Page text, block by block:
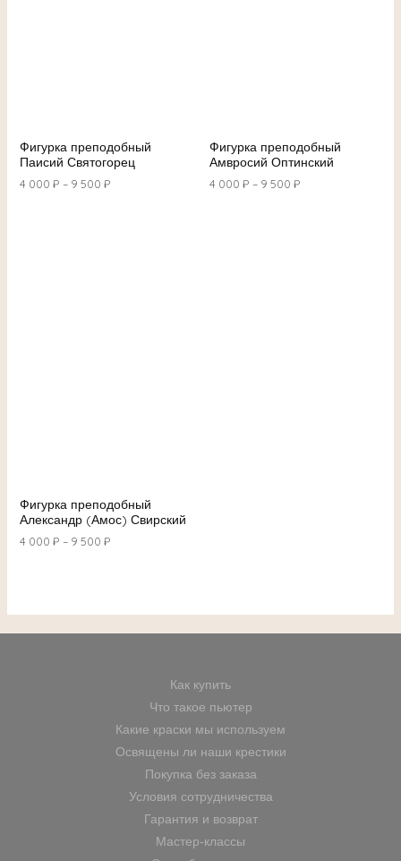
Фигурка преподобный
Паисий Святогорец
4 000 ₽ – 9 500 ₽
Фигурка преподобный
Амвросий Оптинский
4 000 ₽ – 9 500 ₽
Фигурка преподобный
Александр (Амос) Свирский
4 000 ₽ – 9 500 ₽
Как купить
Что такое пьютер
Какие краски мы используем
Освящены ли наши крестики
Покупка без заказа
Условия сотрудничества
Гарантия и возврат
Мастер-классы